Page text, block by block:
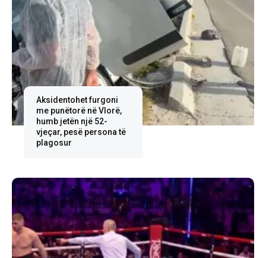
Aksidentohet furgoni
me punëtorë në Vlorë,
humb jetën një 52-
vjeçar, pesë persona të
plagosur